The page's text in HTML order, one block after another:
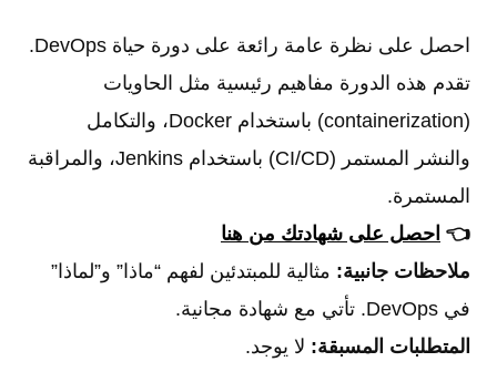
احصل على نظرة عامة رائعة على دورة حياة DevOps.
تقدم هذه الدورة مفاهيم رئيسية مثل الحاويات
(containerization) باستخدام Docker، والتكامل
والنشر المستمر (CI/CD) باستخدام Jenkins، والمراقبة
المستمرة.
👈 احصل على شهادتك من هنا
ملاحظات جانبية: مثالية للمبتدئين لفهم “ماذا” و”لماذا”
في DevOps. تأتي مع شهادة مجانية.
المتطلبات المسبقة: لا يوجد.